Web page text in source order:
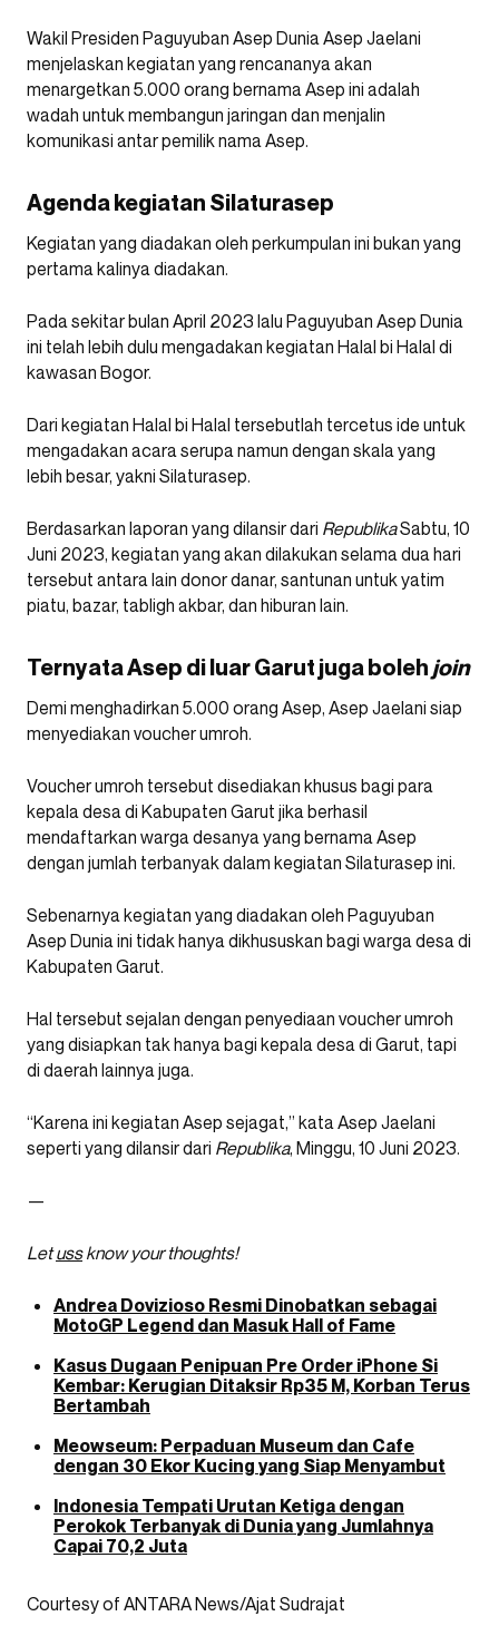
Wakil Presiden Paguyuban Asep Dunia Asep Jaelani
menjelaskan kegiatan yang rencananya akan
menargetkan 5.000 orang bernama Asep ini adalah
wadah untuk membangun jaringan dan menjalin
komunikasi antar pemilik nama Asep.
Agenda kegiatan Silaturasep
Kegiatan yang diadakan oleh perkumpulan ini bukan yang
pertama kalinya diadakan.
Pada sekitar bulan April 2023 lalu Paguyuban Asep Dunia
ini telah lebih dulu mengadakan kegiatan Halal bi Halal di
kawasan Bogor.
Dari kegiatan Halal bi Halal tersebutlah tercetus ide untuk
mengadakan acara serupa namun dengan skala yang
lebih besar, yakni Silaturasep.
Berdasarkan laporan yang dilansir dari RepublikaSabtu, 10
Juni 2023, kegiatan yang akan dilakukan selama dua hari
tersebut antara lain donor danar, santunan untuk yatim
piatu, bazar, tabligh akbar, dan hiburan lain.
Ternyata Asep di luar Garut juga boleh join
Demi menghadirkan 5.000 orang Asep, Asep Jaelani siap
menyediakan voucher umroh.
Voucher umroh tersebut disediakan khusus bagi para
kepala desa di Kabupaten Garut jika berhasil
mendaftarkan warga desanya yang bernama Asep
dengan jumlah terbanyak dalam kegiatan Silaturasep ini.
Sebenarnya kegiatan yang diadakan oleh Paguyuban
Asep Dunia ini tidak hanya dikhususkan bagi warga desa di
Kabupaten Garut.
Hal tersebut sejalan dengan penyediaan voucher umroh
yang disiapkan tak hanya bagi kepala desa di Garut, tapi
di daerah lainnya juga.
“Karena ini kegiatan Asep sejagat,” kata Asep Jaelani
seperti yang dilansir dari Republika, Minggu, 10 Juni 2023.
—
Letussknow your thoughts!
Andrea Dovizioso Resmi Dinobatkan sebagai
MotoGP Legend dan Masuk Hall of Fame
Kasus Dugaan Penipuan Pre Order iPhone Si
Kembar: Kerugian Ditaksir Rp35 M, Korban Terus
Bertambah
Meowseum: Perpaduan Museum dan Cafe
dengan 30 Ekor Kucing yang Siap Menyambut
Indonesia Tempati Urutan Ketiga dengan
Perokok Terbanyak di Dunia yang Jumlahnya
Capai 70,2 Juta
Courtesy of ANTARA News/Ajat Sudrajat